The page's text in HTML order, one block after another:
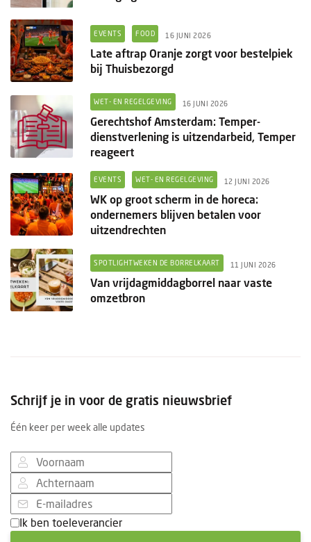
EVENTS FOOD 16 JUNI 2026
Late aftrap Oranje zorgt voor bestelpiek
bij Thuisbezorgd
WET- EN REGELGEVING 16 JUNI 2026
Gerechtshof Amsterdam: Temper-
dienstverlening is uitzendarbeid, Temper
reageert
EVENTS WET- EN REGELGEVING 12 JUNI 2026
WK op groot scherm in de horeca:
ondernemers blijven betalen voor
uitzendrechten
SPOTLIGHTWEKEN DE BORRELKAART 11 JUNI 2026
Van vrijdagmiddagborrel naar vaste
omzetbron
Schrijf je in voor de gratis nieuwsbrief
Één keer per week alle updates
Ik ben toeleverancier